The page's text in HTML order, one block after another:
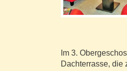
Im 3.
Dachterrasse, die